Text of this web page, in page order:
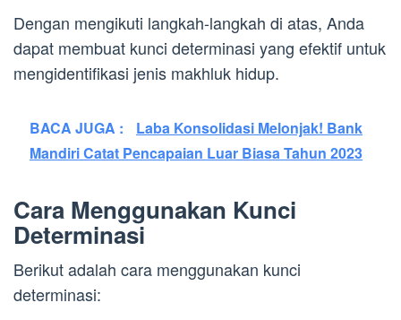
Dengan mengikuti langkah-langkah di atas, Anda
dapat membuat kunci determinasi yang efektif untuk
mengidentifikasi jenis makhluk hidup.
BACA JUGA :
Laba Konsolidasi Melonjak! Bank
Mandiri Catat Pencapaian Luar Biasa Tahun 2023
Cara Menggunakan Kunci
Determinasi
Berikut adalah cara menggunakan kunci
determinasi: